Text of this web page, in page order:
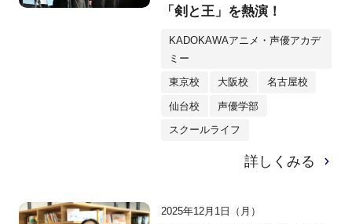
「剣と王」を熱演！
KADOKAWAアニメ・声優アカデ
ミー
東京校 大阪校 名古屋校
仙台校 声優学部
スクールライフ
詳しくみる
2025年12月1日（月）